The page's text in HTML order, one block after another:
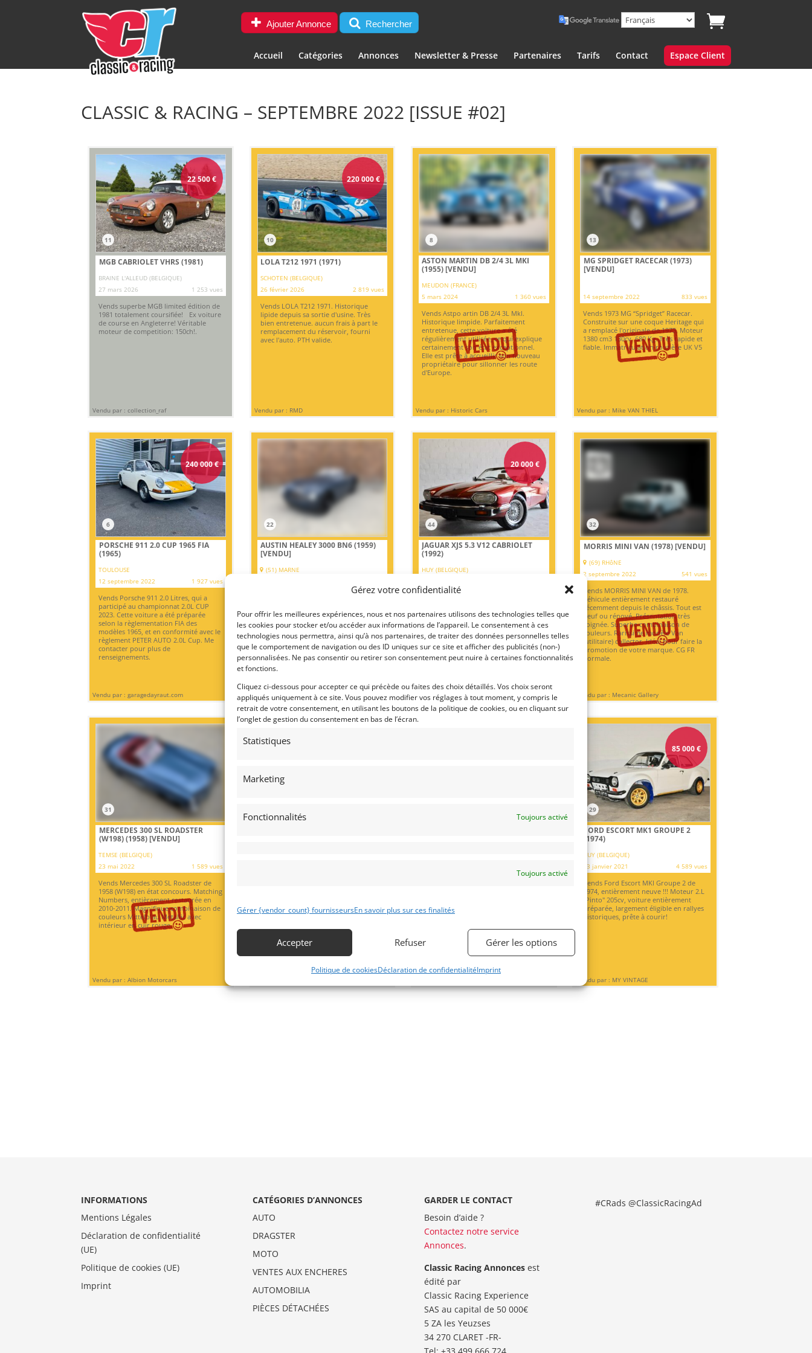
Gérez votre confidentialité
Pour offrir les meilleures expériences, nous et nos partenaires utilisons des technologies telles que
les cookies pour stocker et/ou accéder aux informations de l’appareil. Le consentement à ces
technologies nous permettra, ainsi qu’à nos partenaires, de traiter des données personnelles telles
que le comportement de navigation ou des ID uniques sur ce site et afficher des publicités (non-)
personnalisées. Ne pas consentir ou retirer son consentement peut nuire à certaines fonctionnalités
et fonctions.
Cliquez ci-dessous pour accepter ce qui précède ou faites des choix détaillés. Vos choix seront
appliqués uniquement à ce site. Vous pouvez modifier vos réglages à tout moment, y compris le
retrait de votre consentement, en utilisant les boutons de la politique de cookies, ou en cliquant sur
l’onglet de gestion du consentement en bas de l’écran.
Statistiques
Marketing
Fonctionnalités Toujours activé
Toujours activé
Gérer {vendor_count} fournisseursEn savoir plus sur ces finalités
Accepter Refuser Gérer les options
Politique de cookiesDéclaration de confidentialitéImprint
Ajouter Annonce Rechercher
Accueil Catégories Annonces Newsletter & Presse Partenaires Tarifs Contact Espace Client
CLASSIC & RACING – SEPTEMBRE 2022 [ISSUE #02]
22 500€
11
MGB CABRIOLET VHRS (1981)
BRAINE L'ALLEUD (BELGIQUE)
27 mars 2026
1 253 vues
Vends superbe MGB limited édition de
1981 totalement coursifiée! Ex voiture
de course en Angleterre! Véritable
moteur de competition: 150ch!.
Vendu par : collection_raf
220 000€
10
LOLA T212 1971 (1971)
SCHOTEN (BELGIQUE)
26 février 2026
2 819 vues
Vends LOLA T212 1971. Historique
lipide depuis sa sortie d'usine. Très
bien entretenue. aucun frais à part le
remplacement du réservoir, fourni
avec l'auto. PTH valide.
Vendu par : RMD
8
ASTON MARTIN DB 2/4 3L MKI
(1955)[VENDU]
MEUDON (FRANCE)
5 mars 2024
1 360 vues
Vends Astpo artin DB 2/4 3L MkI.
Historique limpide. Parfaitement
entretenue, cette voiture a été
régulièrement utilisée, ce qui explique
certainement son état exceptionnel.
Elle est prête à accueillir son nouveau
propriétaire pour sillonner les route
d'Europe.
Vendu par : Historic Cars
13
MG SPRIDGET RACECAR (1973)
[VENDU]
14 septembre 2022 833 vues
Vends 1973 MG “Spridget” Racecar.
Construite sur une coque Heritage qui
a remplacé l'originale de 1973. Moteur
1380 cm3 130cv. 680 Kg. Très rapide et
fiable. Immatriculation routière UK V5
Vendu par : Mike VAN THIEL
240 000€
6
PORSCHE 911 2.0 CUP 1965 FIA
(1965)
TOULOUSE
12 septembre 2022
1 927 vues
Vends Porsche 911 2.0 Litres, qui a
participé au championnat 2.0L CUP
2023. Cette voiture a été préparée
selon la règlementation FIA des
modèles 1965, et en conformité avec le
règlement PETER AUTO 2.0L Cup. Me
contacter pour plus de
renseignements.
Vendu par : garagedayraut.com
22
AUSTIN HEALEY 3000 BN6 (1959)
[VENDU]
(51) MARNE
d'immatriculation. Matching Numbers.
Expertisée.
Vendu par : Franco LEMBO
20 000€
44
JAGUAR XJS 5.3 V12 CABRIOLET
(1992)
HUY (BELGIQUE)
présentation et de fonctionnement.
Vendu par : MY VINTAGE
32
MORRIS MINI VAN (1978)[VENDU]
(69) RHôNE
2 septembre 2022
541 vues
Vends MORRIS MINI VAN de 1978.
Véhicule entièrement restauré
récemment depuis le châssis. Tout est
neuf ou rénové. Présentation très
soignée. Superbe combinaison de
couleurs. Rarissime modèle Van
(utilitaire) collector. Idéal pour faire la
promotion de votre marque. CG FR
normale.
Vendu par : Mecanic Gallery
31
MERCEDES 300 SL ROADSTER
(W198) (1958)[VENDU]
TEMSE (BELGIQUE)
23 mai 2022
1 589 vues
Vends Mercedes 300 SL Roadster de
1958 (W198) en état concours. Matching
Numbers, entièrement restaurée en
2010-2011. Magnifique combinaison de
couleurs Mittelblau Metallic avec
intérieur en cuir rouge.
Vendu par : Albion Motorcars
révisé, rapide et fiable. Livré prêt à
courir. Nécessite quelques
Passeport Technique Historique.
85 000€
29
FORD ESCORT MK1 GROUPE 2
(1974)
HUY (BELGIQUE)
13 janvier 2021
4 589 vues
Vends Ford Escort MKI Groupe 2 de
1974, entièrement neuve !!! Moteur 2.L
"Pinto" 205cv, voiture entièrement
préparée, largement éligible en rallyes
historiques, prête à courir!
Vendu par : MY VINTAGE
INFORMATIONS
Mentions Légales
Déclaration de confidentialité
(UE)
Politique de cookies (UE)
Imprint
CATÉGORIES D’ANNONCES
AUTO
DRAGSTER
MOTO
VENTES AUX ENCHERES
AUTOMOBILIA
PIÈCES DÉTACHÉES
GARDER LE CONTACT
Besoin d’aide ?
Contactez notre service
Annonces.
Classic Racing Annoncesest
édité par
Classic Racing Experience
SAS au capital de 50 000€
5 ZA les Yeuzses
34 270 CLARET -FR-
#CRads @ClassicRacingAd